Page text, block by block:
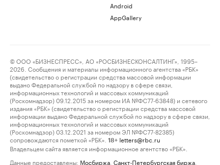
Android
AppGallery
© ООО «БИЗНЕСПРЕСС», АО «РОСБИЗНЕСКОНСАЛТИНГ», 1995–
2026. Сообщения и материалы информационного агентства «РБК»
(свидетельство о регистрации средства массовой информации
выдано Федеральной службой по надзору в сфере связи,
информационных технологий и массовых коммуникаций
(Роскомнадзор) 09.12.2015 за номером ИА №ФС77-63848) и сетевого
издания «РБК» (свидетельство о регистрации средства массовой
информации выдано Федеральной службой по надзору в сфере связи,
информационных технологий и массовых коммуникаций
(Роскомнадзор) 03.12.2021 за номером ЭЛ №ФС77-82385)
сопровождаются пометкой «РБК».
18+ letters@rbc.ru
Владельцем сайта является информационное агентство «РБК».
Данные предоставлены: Мосбиржа Санкт-Петербургская биржа